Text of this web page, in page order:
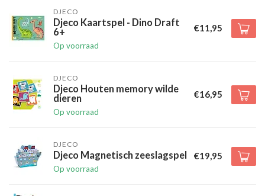
DJECO
Djeco Kaartspel - Dino Draft
6+
Op voorraad
€11,95
DJECO
Djeco Houten memory wilde
dieren
Op voorraad
€16,95
DJECO
Djeco Magnetisch zeeslagspel
Op voorraad
€19,95